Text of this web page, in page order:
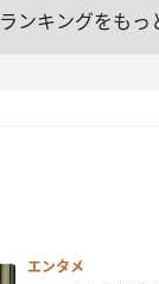
ランキングをもっ
エンタメ